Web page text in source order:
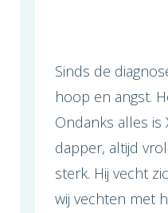
Sinds de
hoop en angst.
Ondanks alles is
dapper, altijd
sterk. Hij vecht
wij vechten met